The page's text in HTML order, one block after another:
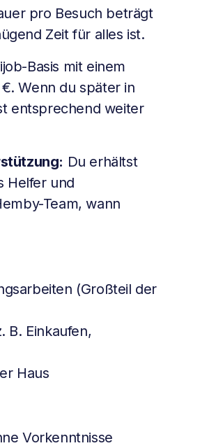
pro Besuch beträgt
Zeit für alles ist.
Basis mit einem
Wenn du später in
entsprechend weiter
Du erhältst
Helfer und
Team, wann
(Großteil der
B. Einkaufen,
Haus
Vorkenntnisse